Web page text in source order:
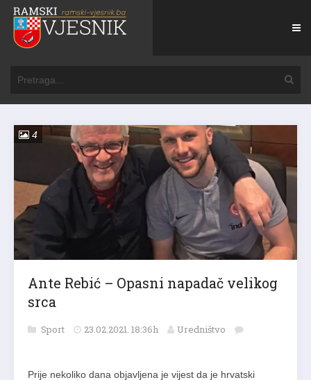
4
Ante Rebić – Opasni napadač velikog
srca
Sport 23.02.2021. 18:36h Uredništvo
Prije nekoliko dana objavljena je vijest da je hrvatski